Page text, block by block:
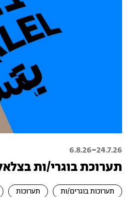
24.7.26
-
6.8.26
תערוכת בוגרי/ות בצלאל
תערוכות בוגרים/ות תערוכות